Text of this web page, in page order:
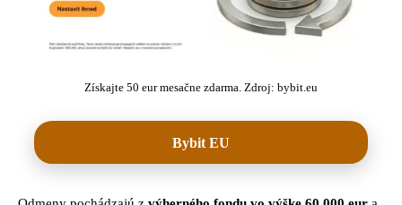
Získajte 50 eur mesačne zdarma. Zdroj: bybit.eu
Bybit EU